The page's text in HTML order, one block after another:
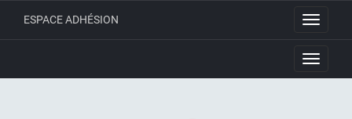
Toggle
ESPACE ADHÉSION
Toggle